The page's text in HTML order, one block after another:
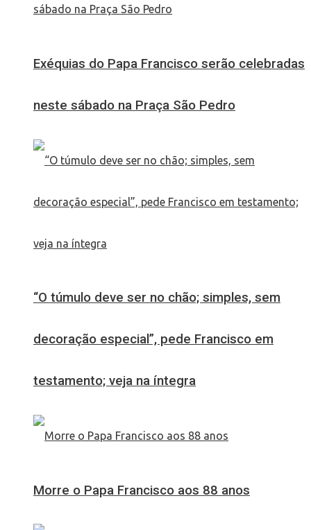
Exéquias do Papa Francisco serão celebradas
neste sábado na Praça São Pedro
“O túmulo deve ser no chão; simples, sem
decoração especial”, pede Francisco em
testamento; veja na íntegra
Morre o Papa Francisco aos 88 anos